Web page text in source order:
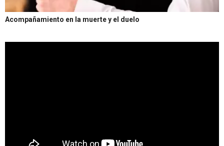
Acompañamiento en la muerte y el duelo